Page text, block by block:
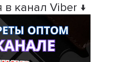
канал Viber ↓